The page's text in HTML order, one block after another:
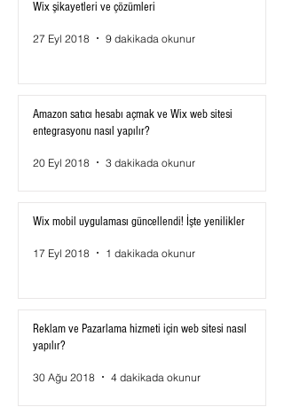
Wix şikayetleri ve çözümleri
27 Eyl 2018 9 dakikada okunur
Amazon satıcı hesabı açmak ve Wix web sitesi
entegrasyonu nasıl yapılır?
20 Eyl 2018 3 dakikada okunur
Wix mobil uygulaması güncellendi! İşte yenilikler
17 Eyl 2018 1 dakikada okunur
Reklam ve Pazarlama hizmeti için web sitesi nasıl
yapılır?
30 Ağu 2018 4 dakikada okunur